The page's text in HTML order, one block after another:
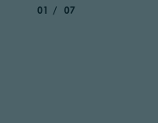
aria.slide_indicator.prefix
01 di
07